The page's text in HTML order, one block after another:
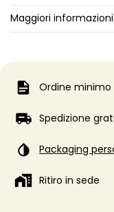
Maggiori informazioni
Ordine minimo
Spedizione
Packaging
Ritiro in sede